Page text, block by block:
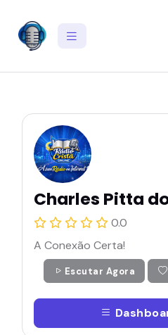
Charles Pitta
0.0
A Conexão Certa!
Escutar Agora